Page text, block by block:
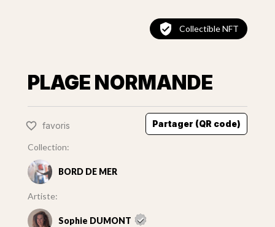
Collectible NFT
PLAGE NORMANDE
favoris Partager (QR code)
Collection:
BORD DE MER
Artiste:
Sophie DUMONT